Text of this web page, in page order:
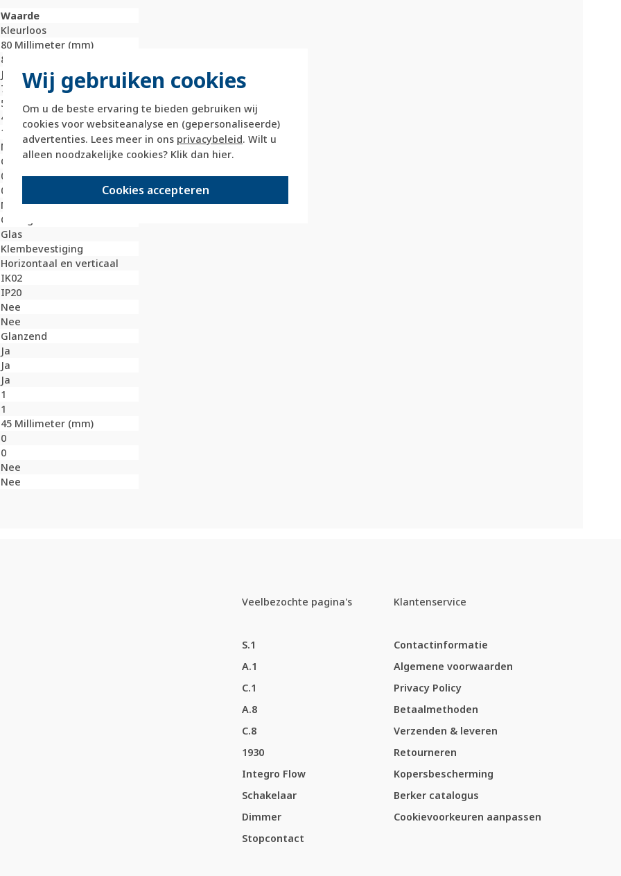
Wij gebruiken cookies
Om u de beste ervaring te bieden gebruiken wij
cookies voor websiteanalyse en (gepersonaliseerde)
advertenties. Lees meer in ons privacybeleid. Wilt u
alleen noodzakelijke cookies? Klik dan hier.
Cookies accepteren
Waarde
Kleurloos
80 Millimeter (mm)
80 Millimeter (mm)
Ja
77 Millimeter (mm)
5,8 Millimeter (mm)
45 Millimeter (mm)
1
Nee
Onbehandeld
0 Millimeter (mm)
0 Millimeter (mm)
Nee
Overig
Glas
Klembevestiging
Horizontaal en verticaal
IK02
IP20
Nee
Nee
Glanzend
Ja
Ja
Ja
1
1
45 Millimeter (mm)
0
0
Nee
Nee
Veelbezochte pagina's
S.1
A.1
C.1
A.8
C.8
1930
Integro Flow
Schakelaar
Dimmer
Stopcontact
Klantenservice
Contactinformatie
Algemene voorwaarden
Privacy Policy
Betaalmethoden
Verzenden & leveren
Retourneren
Kopersbescherming
Berker catalogus
Cookievoorkeuren aanpassen